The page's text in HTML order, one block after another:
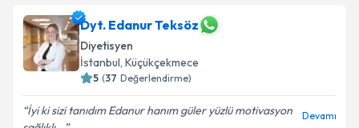
E-posta Adresiniz
Kişisel verilerimin işlenmesine ilişkinAydınlatma
Dyt. Edanur Teksöz
Diyetisyen
İstanbul, Küçükçekmece
5 (37 Değerlendirme)
İyi ki sizi tanıdım Edanur hanım güler yüzlü motivasyon
Devamı